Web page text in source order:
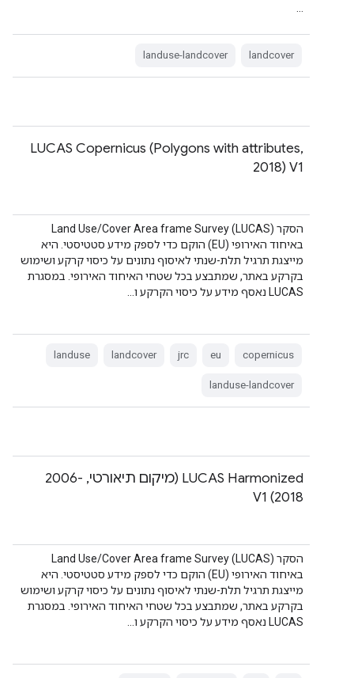
landcover
landuse-landcover
LUCAS Copernicus (Polygons with attributes,
2018) V1
הסקר Land Use/Cover Area frame Survey (LUCAS)
באיחוד האירופי (EU) הוקם כדי לספק מידע סטטיסטי. היא
מייצגת תרגיל תלת-שנתי לאיסוף נתונים על כיסוי קרקע ושימוש
בקרקע באתר, שמתבצע בכל שטחי האיחוד האירופי. במסגרת
LUCAS נאסף מידע על כיסוי הקרקע ו…
copernicus
eu
jrc
landcover
landuse
landuse-landcover
LUCAS Harmonized (מיקום תיאורטי, 2006-
2018) V1
הסקר Land Use/Cover Area frame Survey (LUCAS)
באיחוד האירופי (EU) הוקם כדי לספק מידע סטטיסטי. היא
מייצגת תרגיל תלת-שנתי לאיסוף נתונים על כיסוי קרקע ושימוש
בקרקע באתר, שמתבצע בכל שטחי האיחוד האירופי. במסגרת
LUCAS נאסף מידע על כיסוי הקרקע ו…